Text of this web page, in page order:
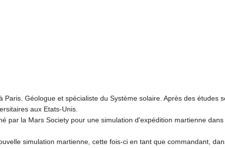
Paris. Géologue et spécialiste du Système solaire. Après des études
aux Etats-Unis.
par la Mars Society pour une simulation d'expédition martienne
simulation martienne, cette fois-ci en tant que commandant,